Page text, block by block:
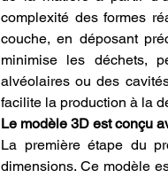
complexité des formes
couche, en déposant
minimise les déchets,
alvéolaires ou des
facilite la production à la
Le modèle 3D est conçu
La première étape du
dimensions. Ce modèle